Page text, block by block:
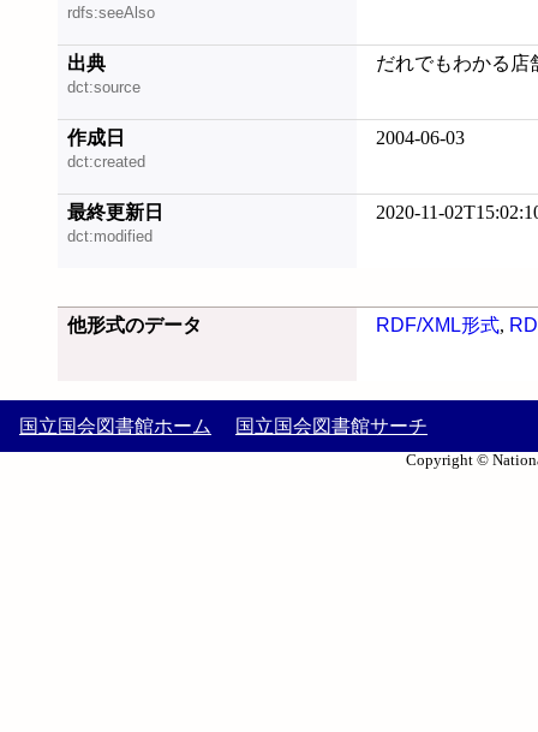
rdfs:seeAlso
出典
dct:source
だれでもわかる店
作成日
dct:created
2004-06-03
最終更新日
dct:modified
2020-11-
他形式のデータ RDF/XML形式,
国立国会図書館ホーム 国立国会図書館サーチ
Copyright ©